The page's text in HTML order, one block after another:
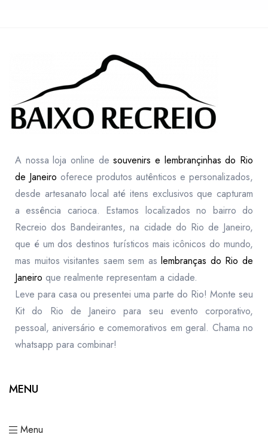
A nossa loja online desouvenirs e lembrançinhas do Rio
de Janeiro oferece produtos autênticos e personalizados,
desde artesanato local até itens exclusivos que capturam
a essência carioca. Estamos localizados no bairro do
Recreio dos Bandeirantes, na cidade do Rio de Janeiro,
que é um dos destinos turísticos mais icônicos do mundo,
mas muitos visitantes saem sem aslembranças do Rio de
Janeiro que realmente representam a cidade.
Leve para casa ou presentei uma parte do Rio! Monte seu
Kit do Rio de Janeiro para seu evento corporativo,
pessoal, aniversário e comemorativos em geral. Chama no
whatsapp para combinar!
MENU
Menu